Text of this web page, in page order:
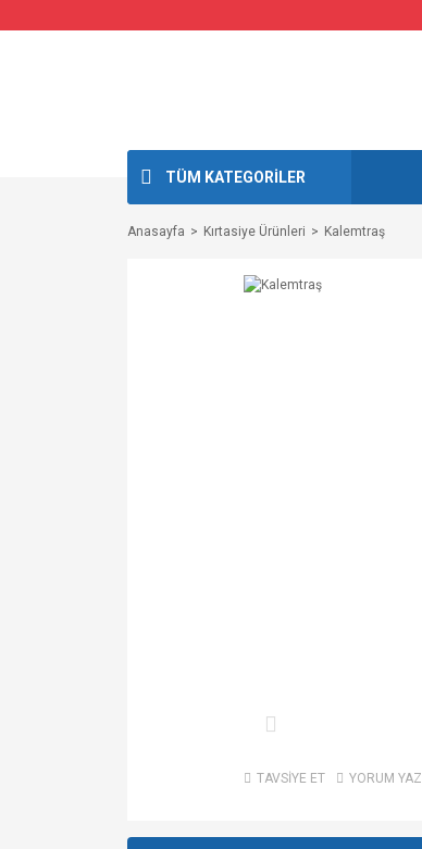
TÜM KATEGORİLER
Anasayfa Kırtasiye Ürünleri Kalemtraş
TAVSİYE ET YORUM YAZ